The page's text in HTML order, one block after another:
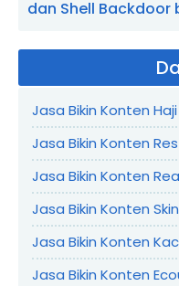
dan Shell Backdoor
Jasa Bikin Konten
Jasa Bikin Konten
Jasa Bikin Konten
Jasa Bikin Konten
Jasa Bikin Konten
Jasa Bikin Konten